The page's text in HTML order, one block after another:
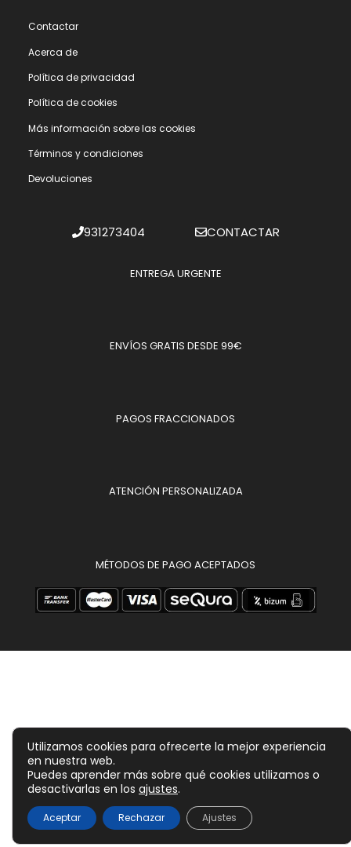
Contactar
Acerca de
Polí­tica de privacidad
Polí­tica de cookies
Más información sobre las cookies
Términos y condiciones
Devoluciones
931273404 CONTACTAR
ENTREGA URGENTE
ENVÍOS GRATIS DESDE 99€
PAGOS FRACCIONADOS
ATENCIÓN PERSONALIZADA
MÉTODOS DE PAGO ACEPTADOS
12,60 €
Utilizamos cookies para ofrecerte la mejor experiencia
en nuestra web.
Puedes aprender más sobre qué cookies utilizamos o
desactivarlas en los ajustes.
Aceptar Rechazar Ajustes